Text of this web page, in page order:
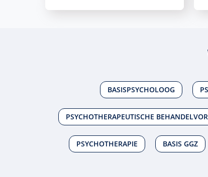
BASISPSYCHOLOOG
PSYCHOTHERAPEUTISCHE
PSYCHOTHERAPIE BASIS GGZ